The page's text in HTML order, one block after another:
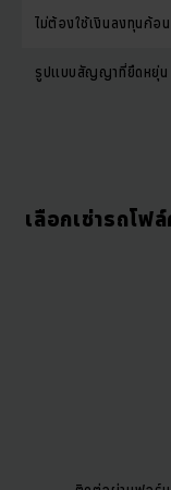
ไม่ต้องใช้เงินลงทุนก้อ
รูปแบบสัญญาที่ยืดหยุ่น
เลือกเช่ารถโ